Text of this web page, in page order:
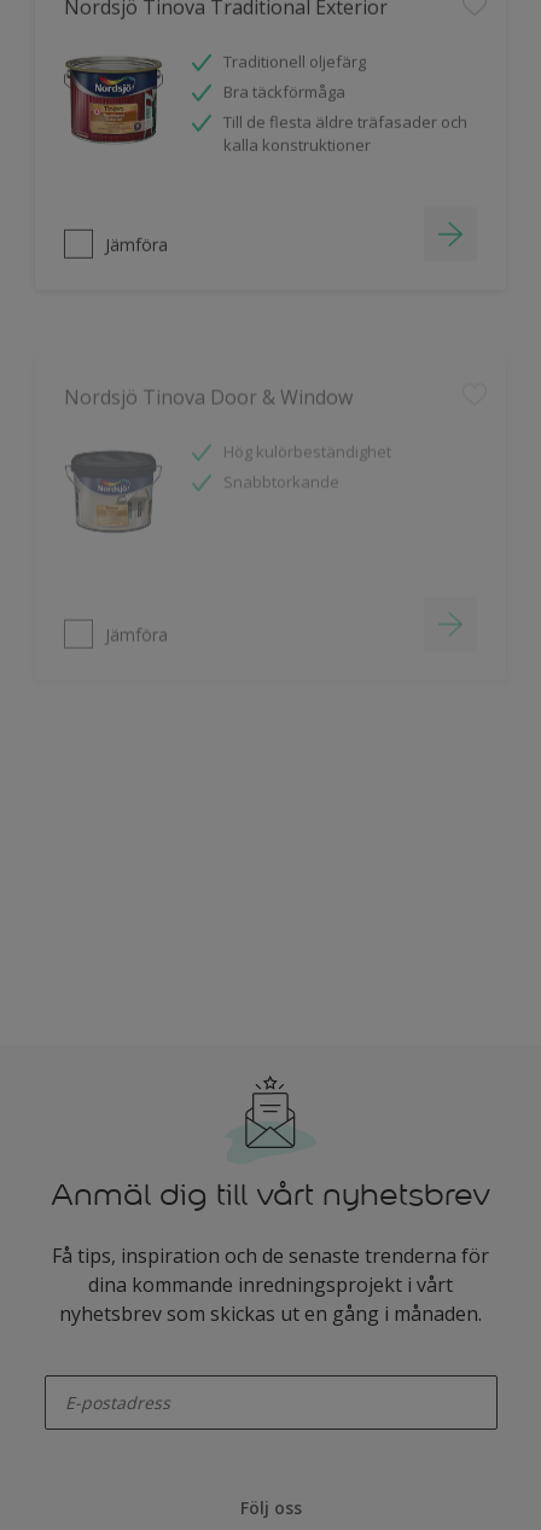
Bra täckförmåga
Till de flesta äldre träfasader och
kalla konstruktioner
Hög kulörbeständighet
Anmäl dig till vårt nyhetsbrev
Få tips, inspiration och de senaste trenderna för
dina kommande inredningsprojekt i vårt
nyhetsbrev som skickas ut en gång i månaden.
Följ oss